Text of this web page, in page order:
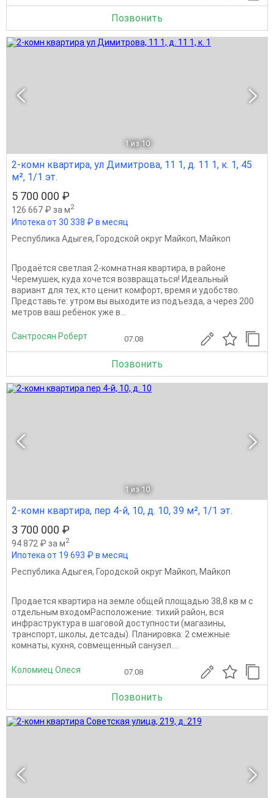
Позвонить
1 из 10
2-комн квартира, ул Димитрова, 11 1, д. 11 1, к. 1, 45
м², 1/1 эт.
5 700 000 ₽
126 667 ₽ за м2
Ипотека от 30 338 ₽ в месяц
Республика Адыгея, Городской округ Майкоп, Майкоп
Продаётся светлая 2-комнатная квартира, в районе
Черемушек, куда хочется возвращаться! Идеальный
вариант для тех, кто ценит комфорт, время и удобство.
Представьте: утром вы выходите из подъезда, а через 200
метров ваш ребёнок уже в...
Сантросян Роберт 07.08
Позвонить
1 из 10
2-комн квартира, пер 4-й, 10, д. 10, 39 м², 1/1 эт.
3 700 000 ₽
94 872 ₽ за м2
Ипотека от 19 693 ₽ в месяц
Республика Адыгея, Городской округ Майкоп, Майкоп
Продается квартира на земле общей площадью 38,8 кв м с
отдельным входомРасположение: тихий район, вся
инфраструктура в шаговой доступности (магазины,
транспорт, школы, детсады). Планировка: 2 смежные
комнаты, кухня, совмещенный санузел....
Коломиец Олеся 07.08
Позвонить